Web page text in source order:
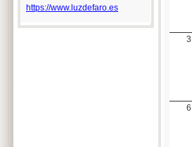
https://www.luzdefaro.es
3
6